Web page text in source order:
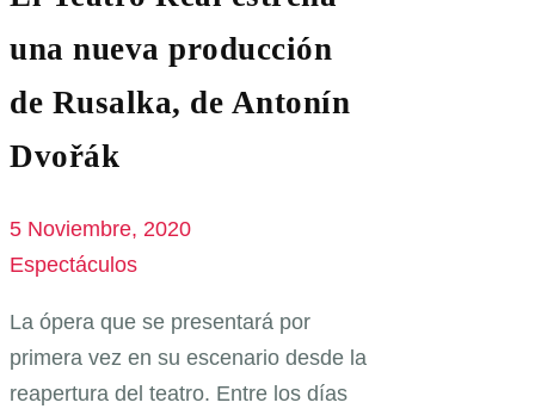
una nueva producción
de Rusalka, de Antonín
Dvořák
5 Noviembre, 2020
Espectáculos
La ópera que se presentará por
primera vez en su escenario desde la
reapertura del teatro. Entre los días